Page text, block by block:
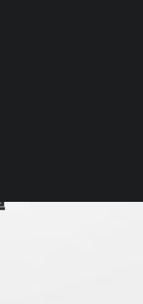
동와이
두정
립카
두정동